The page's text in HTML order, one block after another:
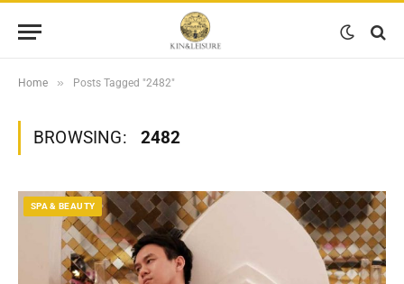
Home » Posts Tagged "2482"
BROWSING: 2482
SPA & BEAUTY